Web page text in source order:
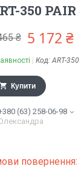
350 PAIR
₴ 5 172 ₴
Код:ART-350
Купити
(63) 258-06-98